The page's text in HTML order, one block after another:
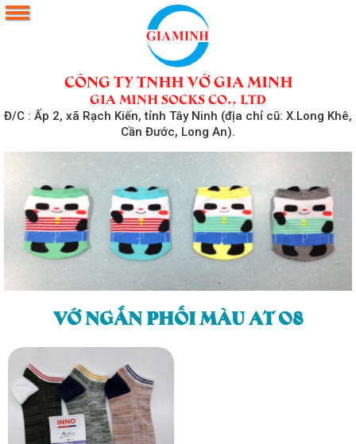
CÔNG TY TNHH VỚ GIA MINH
Gia Minh Socks Co., Ltd
Đ/C : Ấp 2, xã Rạch Kiến, tỉnh Tây Ninh (địa chỉ cũ: X.Long Khê,
Cần Đước, Long An).
VỚ NGẮN PHỐI MÀU AT 08